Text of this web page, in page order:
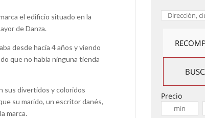
el edificio situado en la
de Danza.
desde hacía 4 años y viendo
que no había ninguna tienda
sus divertidos y coloridos
su marido, un escritor danés,
marca.
Precio